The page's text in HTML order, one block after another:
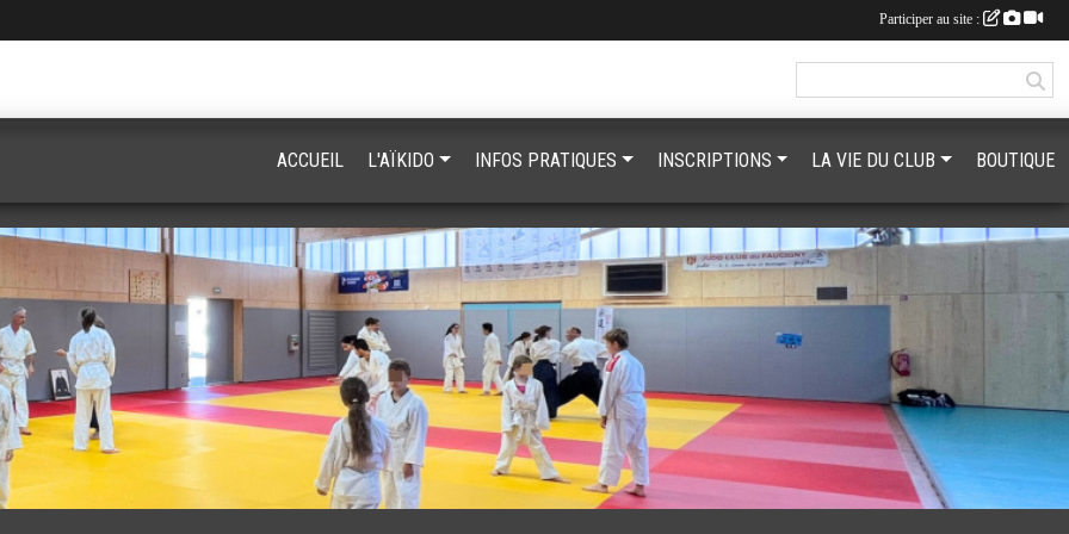
ACCUEIL L'AÏKIDO INFOS PRATIQUES INSCRIPTIONS LA VIE DU CLUB BOUTIQUE
Participer au site :